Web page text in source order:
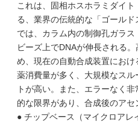
これは、固相ホスホラミダイ
る、業界の伝統的な「ゴール
では、カラム内の制御孔ガラ
ビーズ上でDNAが伸長される
め、現在の自動合成装置にお
薬消費量が多く、大規模なス
トが高い。また、エラーなく
的な限界があり、合成後のアセ
● チップベース（マイクロアレ